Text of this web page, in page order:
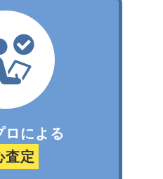
ロによる
査定